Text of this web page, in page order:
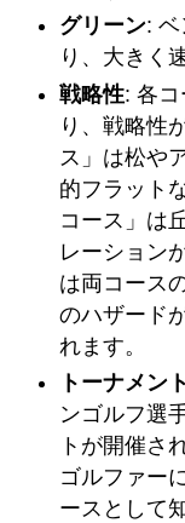
グリーン:
り、大きく
戦略性: 各
り、戦略性
ス」は松や
的フラット
コース」は
レーション
は両コース
のハザード
れます。
トーナメン
ンゴルフ選
トが開催さ
ゴルファー
ースとして